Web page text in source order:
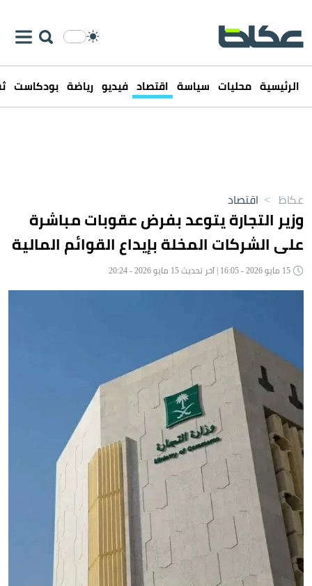
الرئيسية محليات سياسة اقتصاد فيديو رياضة بودكاست
عكاظ > اقتصاد
وزير التجارة يتوعد بفرض عقوبات مباشرة
على الشركات المخلة بإيداع القوائم المالية